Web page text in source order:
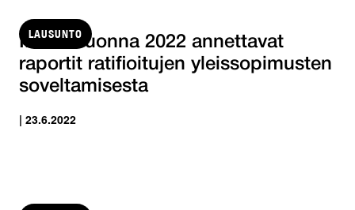
LAUSUNTO
ILOlle vuonna 2022 annettavat
raportit ratifioitujen yleissopimusten
soveltamisesta
| 23.6.2022